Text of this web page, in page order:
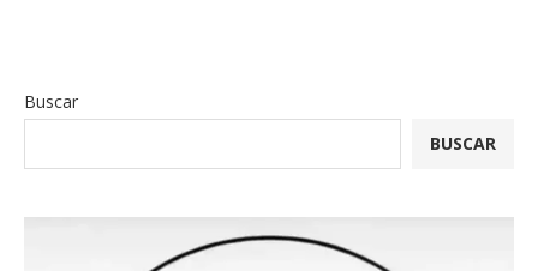
Buscar
BUSCAR